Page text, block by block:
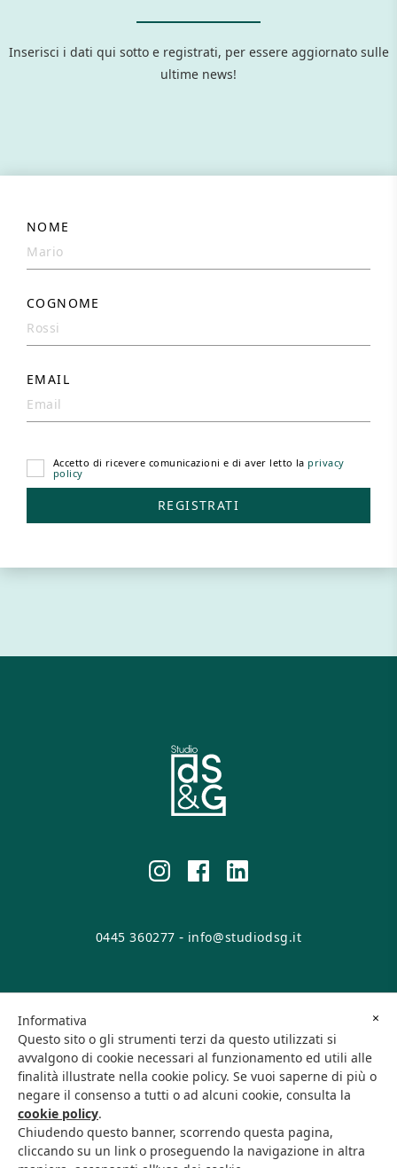
Inserisci i dati qui sotto e registrati, per essere aggiornato sulle
ultime news!
NOME
COGNOME
EMAIL
Accetto di ricevere comunicazioni e di aver letto la privacy
policy
REGISTRATI
0445 360277 - info@studiodsg.it
© 2026 DSG Srl. All rights reserved.
Viale Europa, 29 - 36016 Thiene (VI) • P.IVA/C.F. 04146660248
Cookie Policy Privacy Policy
×
Informativa
Questo sito o gli strumenti terzi da questo utilizzati si
avvalgono di cookie necessari al funzionamento ed utili alle
finalità illustrate nella cookie policy. Se vuoi saperne di più o
negare il consenso a tutti o ad alcuni cookie, consulta la
cookie policy.
Chiudendo questo banner, scorrendo questa pagina,
cliccando su un link o proseguendo la navigazione in altra